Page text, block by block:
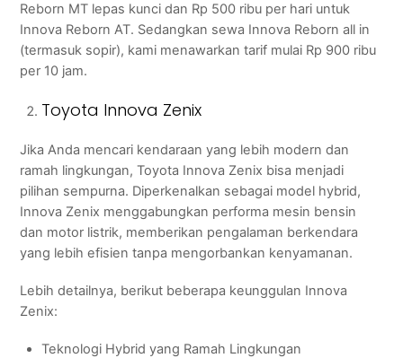
Reborn MT lepas kunci dan Rp 500 ribu per hari untuk
Innova Reborn AT. Sedangkan sewa Innova Reborn all in
(termasuk sopir), kami menawarkan tarif mulai Rp 900 ribu
per 10 jam.
Toyota Innova Zenix
Jika Anda mencari kendaraan yang lebih modern dan
ramah lingkungan, Toyota Innova Zenix bisa menjadi
pilihan sempurna. Diperkenalkan sebagai model hybrid,
Innova Zenix menggabungkan performa mesin bensin
dan motor listrik, memberikan pengalaman berkendara
yang lebih efisien tanpa mengorbankan kenyamanan.
Lebih detailnya, berikut beberapa keunggulan Innova
Zenix:
Teknologi Hybrid yang Ramah Lingkungan